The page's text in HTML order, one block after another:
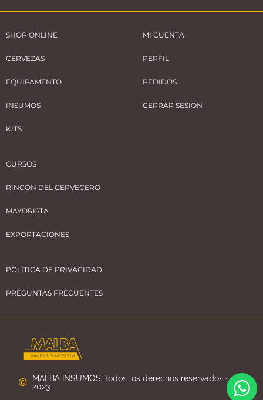
SHOP ONLINE
CERVEZAS
EQUIPAMENTO
INSUMOS
KITS
MI CUENTA
PERFIL
PEDIDOS
CERRAR SESION
CURSOS
RINCÓN DEL CERVECERO
MAYORISTA
EXPORTACIONES
POLÍTICA DE PRIVACIDAD
PREGUNTAS FRECUENTES
MALBA INSUMOS, todos los derechos reservados ·
2023